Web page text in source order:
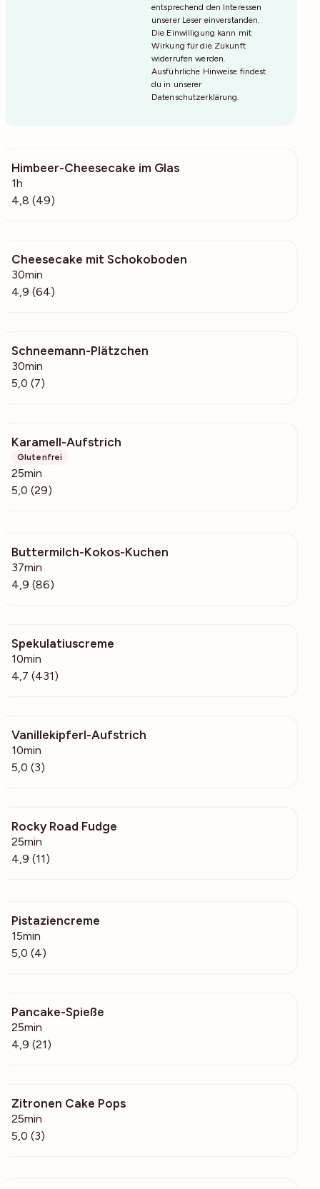
entsprechend den Interessen
unserer Leser einverstanden.
Die Einwilligung kann mit
Wirkung für die Zukunft
widerrufen werden.
Ausführliche Hinweise findest
du in unserer
Datenschutzerklärung.
Himbeer-Cheesecake im Glas
1h
4,8 (49)
Cheesecake mit Schokoboden
30min
4,9 (64)
Schneemann-Plätzchen
30min
5,0 (7)
Karamell-Aufstrich
Glutenfrei
25min
5,0 (29)
Buttermilch-Kokos-Kuchen
37min
4,9 (86)
Spekulatiuscreme
10min
4,7 (431)
Vanillekipferl-Aufstrich
10min
5,0 (3)
Rocky Road Fudge
25min
4,9 (11)
Pistaziencreme
15min
5,0 (4)
Pancake-Spieße
25min
4,9 (21)
Zitronen Cake Pops
25min
5,0 (3)